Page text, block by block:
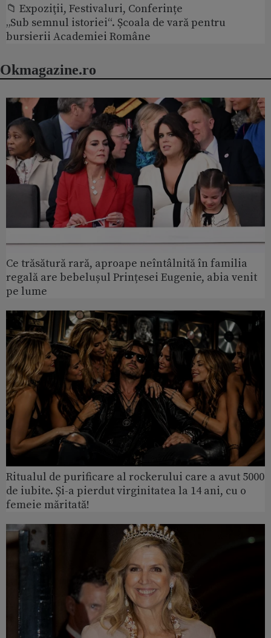
📁 Expoziţii, Festivaluri, Conferințe
„Sub semnul istoriei“. Școala de vară pentru
bursierii Academiei Române
Okmagazine.ro
Ce trăsătură rară, aproape neîntâlnită în familia
regală are bebelușul Prințesei Eugenie, abia venit
pe lume
Ritualul de purificare al rockerului care a avut 5000
de iubite. Și-a pierdut virginitatea la 14 ani, cu o
femeie măritată!